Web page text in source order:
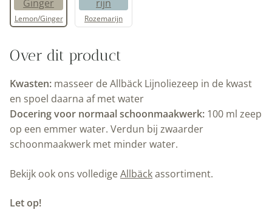
Lemon/Ginger Rozemarijn
Over dit product
Kwasten: masseer de Allbäck Lijnoliezeep in de kwast
en spoel daarna af met water
Docering voor normaal schoonmaakwerk: 100 ml zeep
op een emmer water. Verdun bij zwaarder
schoonmaakwerk met minder water.
Bekijk ook ons volledigeAllbäckassortiment.
Let op!